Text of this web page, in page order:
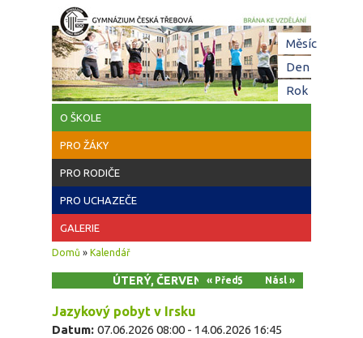
Přejít k hlavnímu obsahu
O ŠKOLE
PRO ŽÁKY
PRO RODIČE
PRO UCHAZEČE
GALERIE
Jste zde
Domů » Kalendář
ÚTERÝ, ČERVEN 9, 2026
« Před Násl »
Jazykový pobyt v Irsku
Datum: 07.06.2026 08:00 - 14.06.2026 16:45
Měsíc
Den(aktivní
Rok